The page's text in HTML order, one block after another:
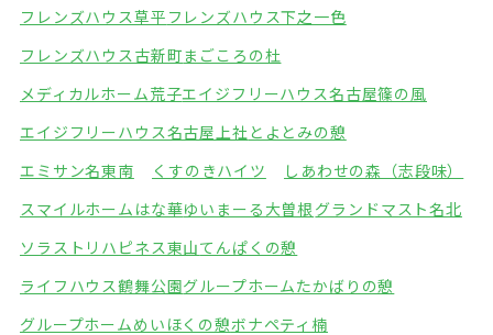
フレンズハウス草平 フレンズハウス下之一色
フレンズハウス古新町まごころの杜
メディカルホーム荒子エイジフリーハウス名古屋篠の風
エイジフリーハウス名古屋上社 とよとみの憩
エミサン名東南
くすのきハイツ
しあわせの森（志段味）
スマイルホームはな華ゆいまーる大曽根 グランドマスト名北
ソラストリハピネス東山てんぱくの憩
ライフハウス鶴舞公園グループホームたかばりの憩
グループホームめいほくの憩ボナペティ楠